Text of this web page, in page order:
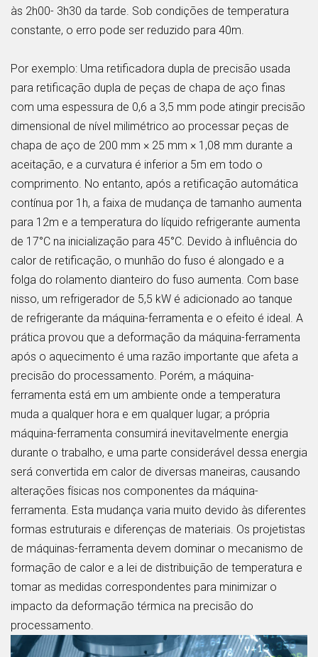
às 2h00- 3h30 da tarde. Sob condições de temperatura
constante, o erro pode ser reduzido para 40m.
Por exemplo: Uma retificadora dupla de precisão usada
para retificação dupla de peças de chapa de aço finas
com uma espessura de 0,6 a 3,5 mm pode atingir precisão
dimensional de nível milimétrico ao processar peças de
chapa de aço de 200 mm × 25 mm × 1,08 mm durante a
aceitação, e a curvatura é inferior a 5m em todo o
comprimento. No entanto, após a retificação automática
contínua por 1h, a faixa de mudança de tamanho aumenta
para 12m e a temperatura do líquido refrigerante aumenta
de 17°C na inicialização para 45°C. Devido à influência do
calor de retificação, o munhão do fuso é alongado e a
folga do rolamento dianteiro do fuso aumenta. Com base
nisso, um refrigerador de 5,5 kW é adicionado ao tanque
de refrigerante da máquina-ferramenta e o efeito é ideal. A
prática provou que a deformação da máquina-ferramenta
após o aquecimento é uma razão importante que afeta a
precisão do processamento. Porém, a máquina-
ferramenta está em um ambiente onde a temperatura
muda a qualquer hora e em qualquer lugar; a própria
máquina-ferramenta consumirá inevitavelmente energia
durante o trabalho, e uma parte considerável dessa energia
será convertida em calor de diversas maneiras, causando
alterações físicas nos componentes da máquina-
ferramenta. Esta mudança varia muito devido às diferentes
formas estruturais e diferenças de materiais. Os projetistas
de máquinas-ferramenta devem dominar o mecanismo de
formação de calor e a lei de distribuição de temperatura e
tomar as medidas correspondentes para minimizar o
impacto da deformação térmica na precisão do
processamento.